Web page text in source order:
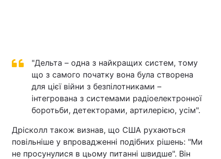
"Дельта – одна з найкращих систем, тому
що з самого початку вона була створена
для цієї війни з безпілотниками –
інтегрована з системами радіоелектронної
боротьби, детекторами, артилерією, усім".
Дрісколл також визнав, що США рухаються
повільніше у впровадженні подібних рішень: "Ми
не просунулися в цьому питанні швидше". Він